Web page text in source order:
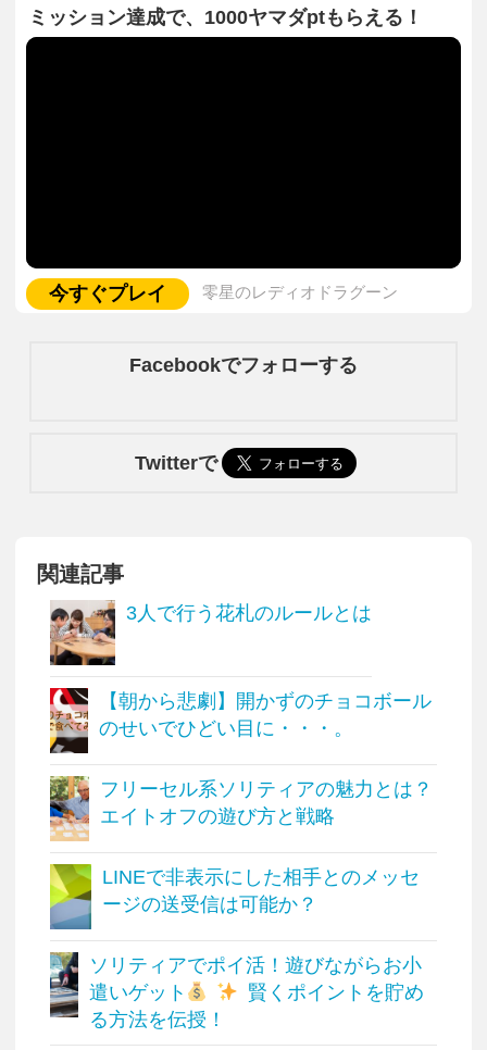
ミッション達成で、1000ヤマダptもらえる！
今すぐプレイ 零星のレディオドラグーン
Facebookでフォローする
Twitterで
関連記事
3人で行う花札のルールとは
【朝から悲劇】開かずのチョコボール
のせいでひどい目に・・・。
フリーセル系ソリティアの魅力とは？
エイトオフの遊び方と戦略
LINEで非表示にした相手とのメッセ
ージの送受信は可能か？
ソリティアでポイ活！遊びながらお小
遣いゲット
賢くポイントを貯め
る方法を伝授！